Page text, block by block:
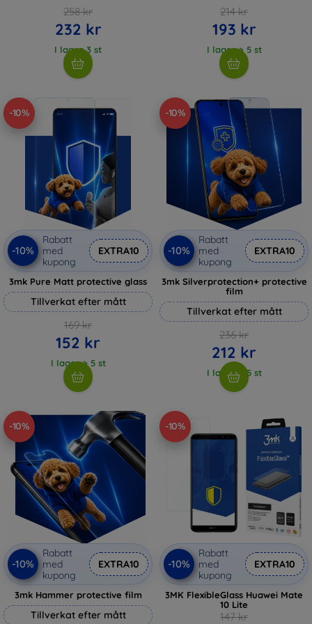
258 kr
232 kr
I lager 3 st
214 kr
193 kr
I lager > 5 st
-10%
-10%
Rabatt
med
kupong
EXTRA10
3mk Pure Matt protective glass
Tillverkat efter mått
169 kr
152 kr
I lager > 5 st
-10%
-10%
Rabatt
med
kupong
EXTRA10
3mk Silverprotection+ protective
film
Tillverkat efter mått
236 kr
212 kr
I lager > 5 st
-10%
-10%
Rabatt
med
kupong
EXTRA10
3mk Hammer protective film
Tillverkat efter mått
-10%
-10%
Rabatt
med
kupong
EXTRA10
3MK FlexibleGlass Huawei Mate
10 Lite
147 kr